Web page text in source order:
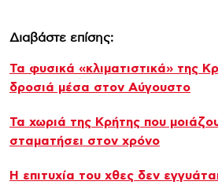
Διαβάστε επίσης:
Τα φυσικά «κλιματιστικά» της
δροσιά μέσα στον Αύγουστο
Τα χωριά της Κρήτης που
σταματήσει στον χρόνο
Η επιτυχία του χθες δεν